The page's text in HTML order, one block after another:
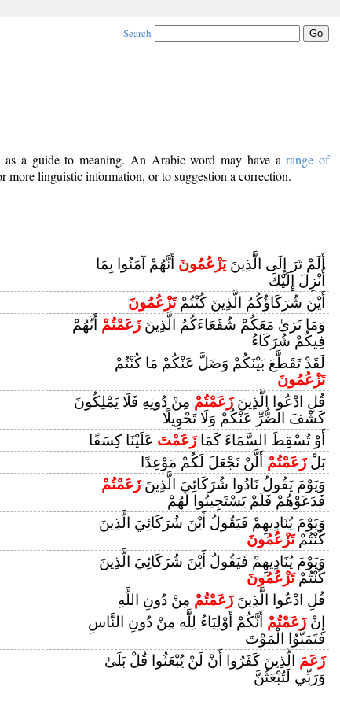
Search
as a guide to meaning. An Arabic word may have arange of
more linguistic information, or to suggestion a correction.
أَلَمْ تَرَ إِلَى الَّذِينَيَزْعُمُونَ أَنَّهُمْ آمَنُوا بِمَا
أُنْزِلَ إِلَيْكَ
أَيْنَ شُرَكَاؤُكُمُ الَّذِينَ كُنْتُمْتَزْعُمُونَ
وَمَا نَرَىٰ مَعَكُمْ شُفَعَاءَكُمُ الَّذِينَزَعَمْتُمْ أَنَّهُمْ
فِيكُمْ شُرَكَاءُ
لَقَدْ تَقَطَّعَ بَيْنَكُمْ وَضَلَّ عَنْكُمْ مَا كُنْتُمْ
تَزْعُمُونَ
قُلِ ادْعُوا الَّذِينَزَعَمْتُمْ مِنْ دُونِهِ فَلَا يَمْلِكُونَ
كَشْفَ الضُّرِّ عَنْكُمْ وَلَا تَحْوِيلًا
أَوْ تُسْقِطَ السَّمَاءَ كَمَازَعَمْتَ عَلَيْنَا كِسَفًا
بَلْزَعَمْتُمْ أَلَّنْ نَجْعَلَ لَكُمْ مَوْعِدًا
وَيَوْمَ يَقُولُ نَادُوا شُرَكَائِيَ الَّذِينَزَعَمْتُمْ
فَدَعَوْهُمْ فَلَمْ يَسْتَجِيبُوا لَهُمْ
وَيَوْمَ يُنَادِيهِمْ فَيَقُولُ أَيْنَ شُرَكَائِيَ الَّذِينَ
كُنْتُمْتَزْعُمُونَ
وَيَوْمَ يُنَادِيهِمْ فَيَقُولُ أَيْنَ شُرَكَائِيَ الَّذِينَ
كُنْتُمْتَزْعُمُونَ
قُلِ ادْعُوا الَّذِينَزَعَمْتُمْ مِنْ دُونِ اللَّهِ
إِنْزَعَمْتُمْ أَنَّكُمْ أَوْلِيَاءُ لِلَّهِ مِنْ دُونِ النَّاسِ
فَتَمَنَّوُا الْمَوْتَ
زَعَمَ الَّذِينَ كَفَرُوا أَنْ لَنْ يُبْعَثُوا قُلْ بَلَىٰ
وَرَبِّي لَتُبْعَثُنَّ